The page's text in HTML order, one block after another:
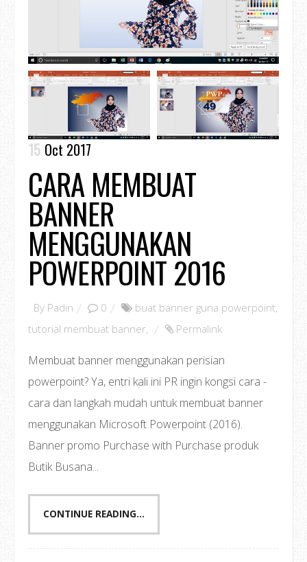
15 Oct 2017
CARA MEMBUAT
BANNER
MENGGUNAKAN
POWERPOINT 2016
By Padin 0 buat banner guna powerpoint,
tutorial membuat banner, Permalink
Membuat banner menggunakan perisian
powerpoint? Ya, entri kali ini PR ingin kongsi cara -
cara dan langkah mudah untuk membuat banner
menggunakan Microsoft Powerpoint (2016).
Banner promo Purchase with Purchase produk
Butik Busana...
CONTINUE READING...